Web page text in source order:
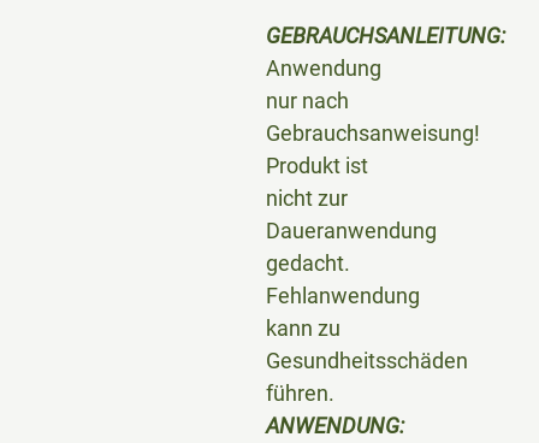
GEBRAUCHSANLEITUNG:
Anwendung
nur nach
Gebrauchsanweisung!
Produkt ist
nicht zur
Daueranwendung
gedacht.
Fehlanwendung
kann zu
Gesundheitsschäden
führen.
ANWENDUNG: